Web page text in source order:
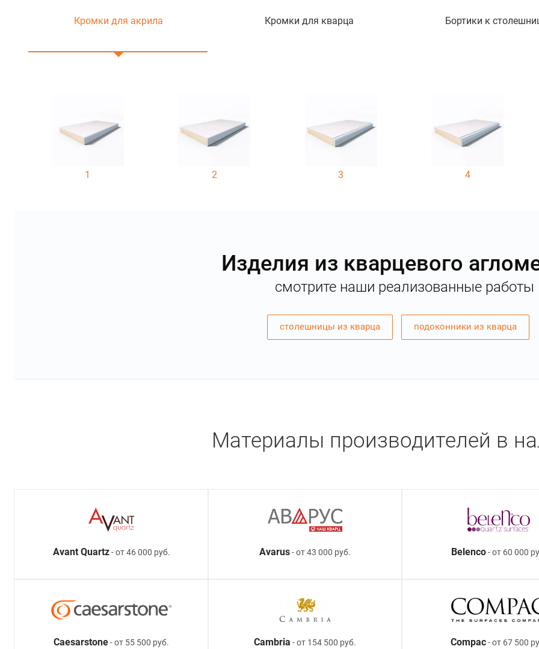
Кромки для акрила Кромки для кварца Бортики к
1 2 3 4
Изделия из кварцевого
смотрите наши реализованные работы
столешницы из кварца подоконники из кварца
Материалы производителей в
Avant Quartz- от 46 000 руб. Avarus- от 43 000 руб. Belenco- от 60 000
Caesarstone- от 55 500 руб. Cambria - от 154 500 руб. Compac- от 67 500